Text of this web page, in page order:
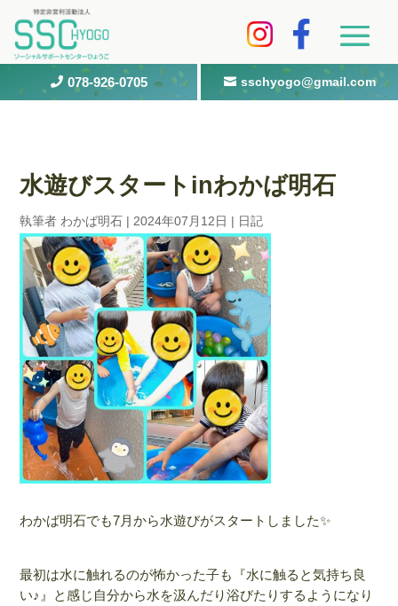
 078-926-0705  sschyogo@gmail.com
水遊びスタートinわかば明石
執筆者 わかば明石 | 2024年07月12日 | 日記
わかば明石でも7月から水遊びがスタートしました✨
最初は水に触れるのが怖かった子も『水に触ると気持ち良
い♪』と感じ自分から水を汲んだり浴びたりするようになり